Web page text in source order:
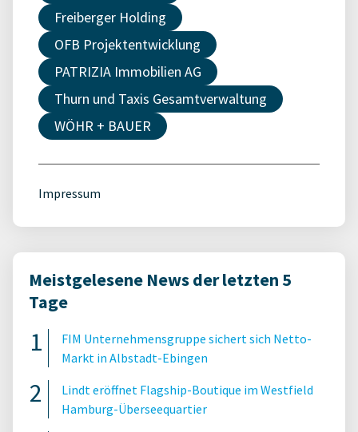
Freiberger Holding
OFB Projektentwicklung
PATRIZIA Immobilien AG
Thurn und Taxis Gesamtverwaltung
WÖHR + BAUER
Impressum
Meistgelesene News der letzten 5
Tage
FIM Unternehmensgruppe sichert sich Netto-
Markt in Albstadt-Ebingen
Lindt eröffnet Flagship-Boutique im Westfield
Hamburg-Überseequartier